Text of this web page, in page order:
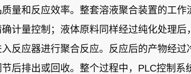
量和反应效率。整套溶液聚合装置的工
计量控制；液体原料同样经过纯化处理
反应器进行聚合反应。反应后的产物经
后排出或回收。整个过程中，PLC控制